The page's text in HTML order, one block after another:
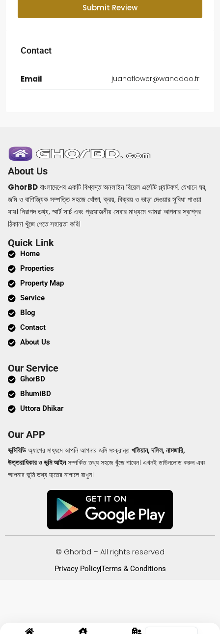
Submit Review
Contact
Email juanaflower@wanadoo.fr
About Us
GhorBDবাংলাদেশের একটি বিশ্বস্ত অনলাইন রিয়েল এস্টেট প্ল্যাটফর্ম, যেখানে ঘর,
জমি ও বাণিজ্যিক সম্পত্তি সহজে খোঁজা, ক্রয়, বিক্রয় ও ভাড়া দেওয়ার সুবিধা পাওয়া
যায়। নিরাপদ তথ্য, স্মার্ট সার্চ এবং প্রয়োজনীয় সেবার মাধ্যমে আমরা আপনার স্বপ্নের
ঠিকানা খুঁজে পেতে সহায়তা করি।
Quick Link
Home
Properties
Property Map
Service
Blog
Contact
About Us
Our Service
GhorBD
BhumiBD
Uttora Dhikar
Our APP
ভূমিবিডিঅ্যাপের মাধ্যমে আপনি আপনার জমি সংক্রান্তখতিয়ান, দলিল, নামজারি,
উত্তরাধিকার ও ভূমি আইনসম্পর্কিত তথ্য সহজে খুঁজে পাবেন। এখনই ডাউনলোড করুন এবং
আপনার ভূমি তথ্য হাতের নাগালে রাখুন।
© Ghorbd – All rights reserved
Privacy PolicyTerms & Conditions